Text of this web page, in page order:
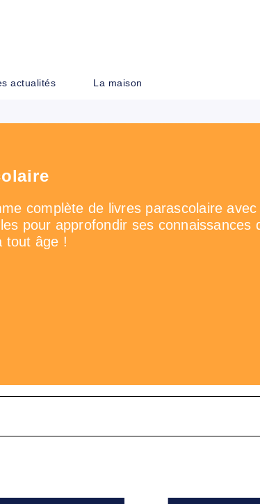
actualités La maison
complète de livres parascolaire
pour approfondir ses connaissances
tout âge !